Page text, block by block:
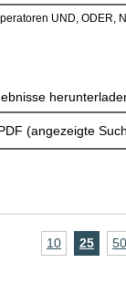
UND, ODER,
A
10Ergebnisse
25 50